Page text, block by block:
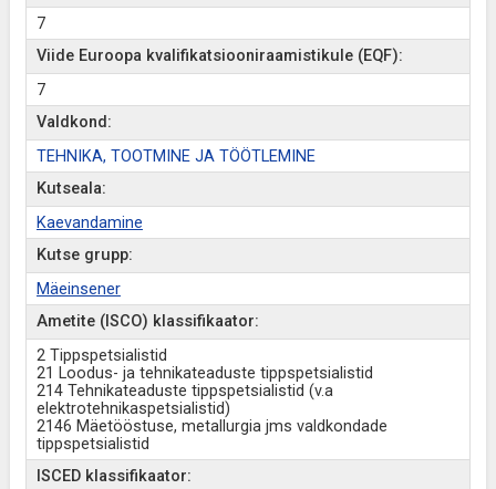
7
Viide Euroopa kvalifikatsiooniraamistikule (EQF):
7
Valdkond:
TEHNIKA, TOOTMINE JA TÖÖTLEMINE
Kutseala:
Kaevandamine
Kutse grupp:
Mäeinsener
Ametite (ISCO) klassifikaator:
2 Tippspetsialistid
21 Loodus- ja tehnikateaduste tippspetsialistid
214 Tehnikateaduste tippspetsialistid (v.a
elektrotehnikaspetsialistid)
2146 Mäetööstuse, metallurgia jms valdkondade
tippspetsialistid
ISCED klassifikaator: